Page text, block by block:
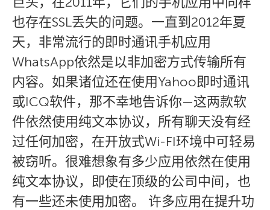
也存在SSL丢失的问题。一直到2012年夏
天，非常流行的即时通讯手机应用
WhatsApp依然是以非加密方式传输所有
内容。如果诸位还在使用Yahoo即时通讯
或ICQ软件，那不幸地告诉你—这两款软
件依然使用纯文本协议，所有聊天没有经
过任何加密，在开放式Wi-FI环境中可轻易
被窃听。很难想象有多少应用依然在使用
纯文本协议，即使在顶级的公司中间，也
有一些还未使用加密。 许多应用在提升功